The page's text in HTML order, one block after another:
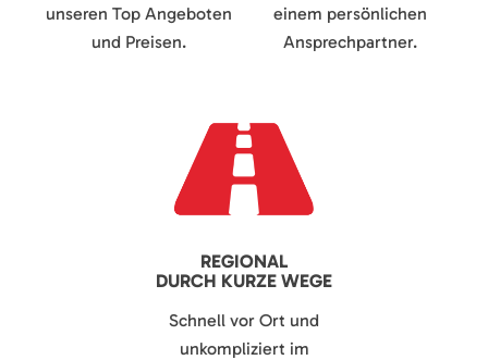
unseren Top Angeboten
und Preisen.
einem persönlichen
Ansprechpartner.
REGIONAL
DURCH KURZE WEGE
Schnell vor Ort und
unkompliziert im